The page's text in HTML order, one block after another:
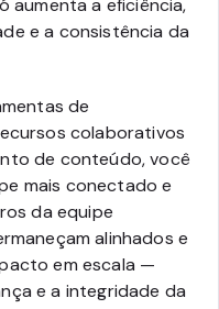
aumenta a eficiência,
e a consistência da
de
colaborativos
de conteúdo, você
mais conectado e
da equipe
alinhados e
em escala —
e a integridade da